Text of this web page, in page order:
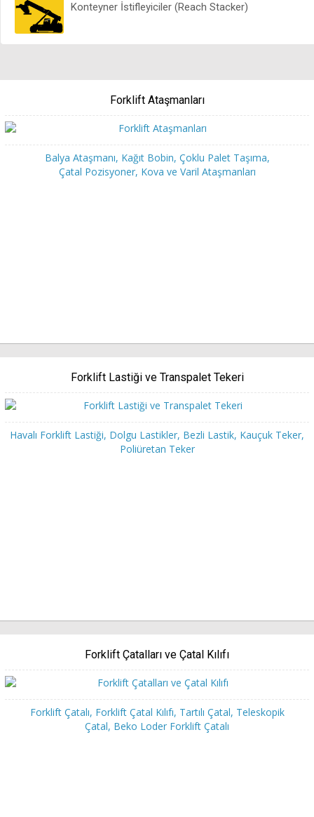
Konteyner İstifleyiciler (Reach Stacker)
Forklift Ataşmanları
Balya Ataşmanı, Kağıt Bobin, Çoklu Palet Taşıma,
Çatal Pozisyoner, Kova ve Varil Ataşmanları
Forklift Lastiği ve Transpalet Tekeri
Havalı Forklift Lastiği, Dolgu Lastikler, Bezli Lastik, Kauçuk Teker,
Poliüretan Teker
Forklift Çatalları ve Çatal Kılıfı
Forklift Çatalı, Forklift Çatal Kılıfı, Tartılı Çatal, Teleskopik
Çatal, Beko Loder Forklift Çatalı